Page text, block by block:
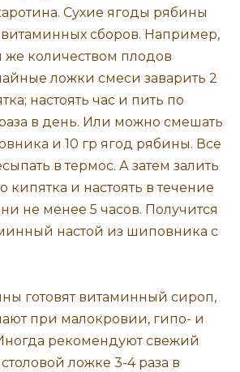
Сухие ягоды рябины
витаминных сборов. Например,
же количеством плодов
ложки смеси заварить 2
настоять час и пить по
в день. Или можно смешать
и 10 гр ягод рябины. Все
в термос. А затем залить
кипятка и настоять в течение
не менее 5 часов. Получится
настой из шиповника с
готовят витаминный сироп,
при малокровии, гипо- и
рекомендуют свежий
ложке 3-4 раза в